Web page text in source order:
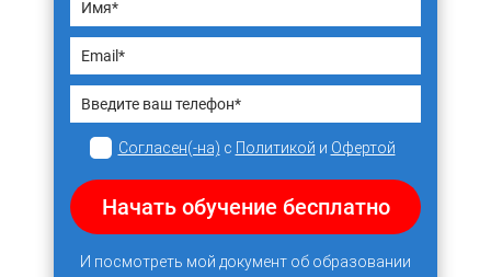
Согласен(-на) с Политикой и Офертой
Начать обучение бесплатно
И посмотреть мой документ об образовании